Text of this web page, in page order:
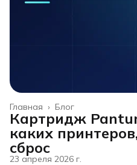
Блог
Главная ›
Картридж
каких
сброс
23 апреля 2026 г.